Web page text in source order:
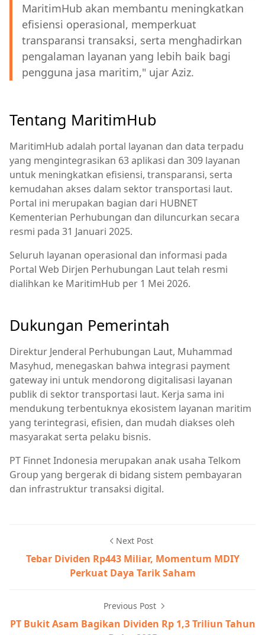
MaritimHub akan membantu meningkatkan
efisiensi operasional, memperkuat
transparansi transaksi, serta menghadirkan
pengalaman layanan yang lebih baik bagi
pengguna jasa maritim," ujar Aziz.
Tentang MaritimHub
MaritimHub adalah portal layanan dan data terpadu
yang mengintegrasikan 63 aplikasi dan 309 layanan
untuk meningkatkan efisiensi, transparansi, serta
kemudahan akses dalam sektor transportasi laut.
Portal ini merupakan bagian dari HUBNET
Kementerian Perhubungan dan diluncurkan secara
resmi pada 31 Januari 2025.
Seluruh layanan operasional dan informasi pada
Portal Web Dirjen Perhubungan Laut telah resmi
dialihkan ke MaritimHub per 1 Mei 2026.
Dukungan Pemerintah
Direktur Jenderal Perhubungan Laut, Muhammad
Masyhud, menegaskan bahwa integrasi payment
gateway ini untuk mendorong digitalisasi layanan
publik di sektor transportasi laut. Kerja sama ini
mendukung terbentuknya ekosistem layanan maritim
yang terintegrasi, efisien, dan mudah diakses oleh
masyarakat serta pelaku bisnis.
PT Finnet Indonesia merupakan anak usaha Telkom
Group yang bergerak di bidang sistem pembayaran
dan infrastruktur transaksi digital.
Next Post
Tebar Dividen Rp443 Miliar, Momentum MDIY
Perkuat Daya Tarik Saham
Previous Post
PT Bukit Asam Bagikan Dividen Rp 1,3 Triliun Tahun